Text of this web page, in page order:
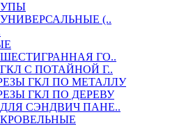
(..
ГО..
С ПОТАЙНОЙ Г..
ГКЛ ПО МЕТАЛЛУ
ГКЛ ПО ДЕРЕВУ
СЭНДВИЧ ПАНЕ..